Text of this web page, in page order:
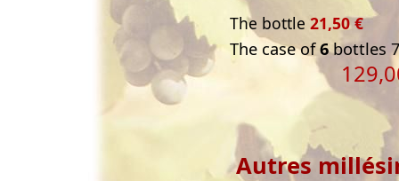
The bottle 21,50 €
The case of6bottles
Autres